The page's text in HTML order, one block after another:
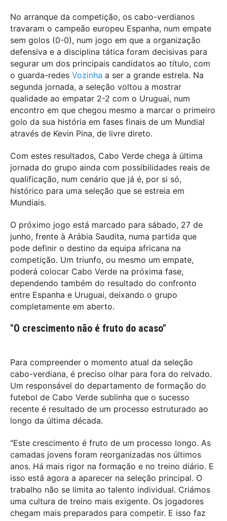
No arranque da competição, os cabo-verdianos
travaram o campeão europeu Espanha, num empate
sem golos (0-0), num jogo em que a organização
defensiva e a disciplina tática foram decisivas para
segurar um dos principais candidatos ao título, com
o guarda-redes Vozinha a ser a grande estrela. Na
segunda jornada, a seleção voltou a mostrar
qualidade ao empatar 2-2 com o Uruguai, num
encontro em que chegou mesmo a marcar o primeiro
golo da sua história em fases finais de um Mundial
através de Kevin Pina, de livre direto.
Com estes resultados, Cabo Verde chega à última
jornada do grupo ainda com possibilidades reais de
qualificação, num cenário que já é, por si só,
histórico para uma seleção que se estreia em
Mundiais.
O próximo jogo está marcado para sábado, 27 de
junho, frente à Arábia Saudita, numa partida que
pode definir o destino da equipa africana na
competição. Um triunfo, ou mesmo um empate,
poderá colocar Cabo Verde na próxima fase,
dependendo também do resultado do confronto
entre Espanha e Uruguai, deixando o grupo
completamente em aberto.
"O crescimento não é fruto do acaso"
Para compreender o momento atual da seleção
cabo-verdiana, é preciso olhar para fora do relvado.
Um responsável do departamento de formação do
futebol de Cabo Verde sublinha que o sucesso
recente é resultado de um processo estruturado ao
longo da última década.
"Este crescimento é fruto de um processo longo. As
camadas jovens foram reorganizadas nos últimos
anos. Há mais rigor na formação e no treino diário. E
isso está agora a aparecer na seleção principal. O
trabalho não se limita ao talento individual. Criámos
uma cultura de treino mais exigente. Os jogadores
chegam mais preparados para competir. E isso faz